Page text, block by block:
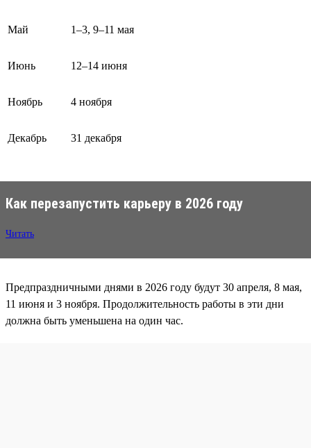
Май 1–3, 9–11 мая
Июнь 12–14 июня
Ноябрь 4 ноября
Декабрь 31 декабря
Как перезапустить карьеру в 2026 году
Читать
Предпраздничными днями в 2026 году будут 30 апреля, 8 мая,
11 июня и 3 ноября. Продолжительность работы в эти дни
должна быть уменьшена на один час.